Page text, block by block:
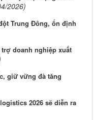
2026)
Trung Đông, ổn định
doanh nghiệp xuất
giữ vững đà tăng
2026 sẽ diễn ra